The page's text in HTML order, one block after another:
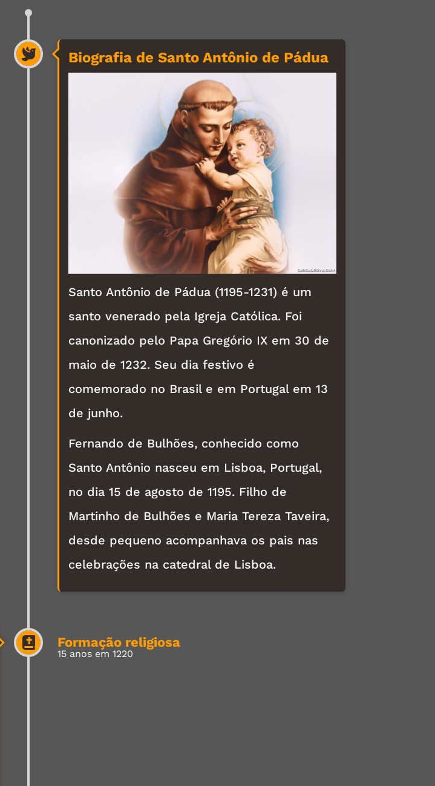
Biografia de Santo Antônio de Pádua
Santo Antônio de Pádua (1195-1231) é um
santo venerado pela Igreja Católica. Foi
canonizado pelo Papa Gregório IX em 30 de
maio de 1232. Seu dia festivo é
comemorado no Brasil e em Portugal em 13
de junho.
Fernando de Bulhões, conhecido como
Santo Antônio nasceu em Lisboa, Portugal,
no dia 15 de agosto de 1195. Filho de
Martinho de Bulhões e Maria Tereza Taveira,
desde pequeno acompanhava os pais nas
celebrações na catedral de Lisboa.
Formação religiosa
15 anos em 1220